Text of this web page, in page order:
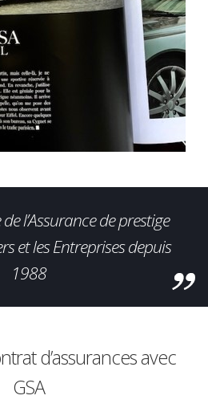
l’Assurance de prestige
et les Entreprises depuis
1988
d’assurances avec
GSA